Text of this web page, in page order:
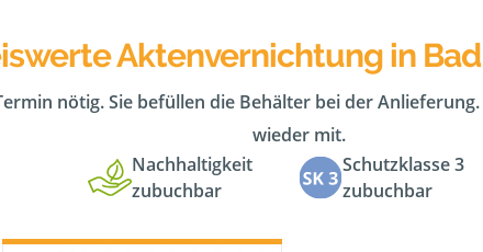
Aktenvernichtung in
nötig. Sie befüllen die Behälter bei der
wieder mit.
Nachhaltigkeit
zubuchbar
Schutzklasse 3
zubuchbar